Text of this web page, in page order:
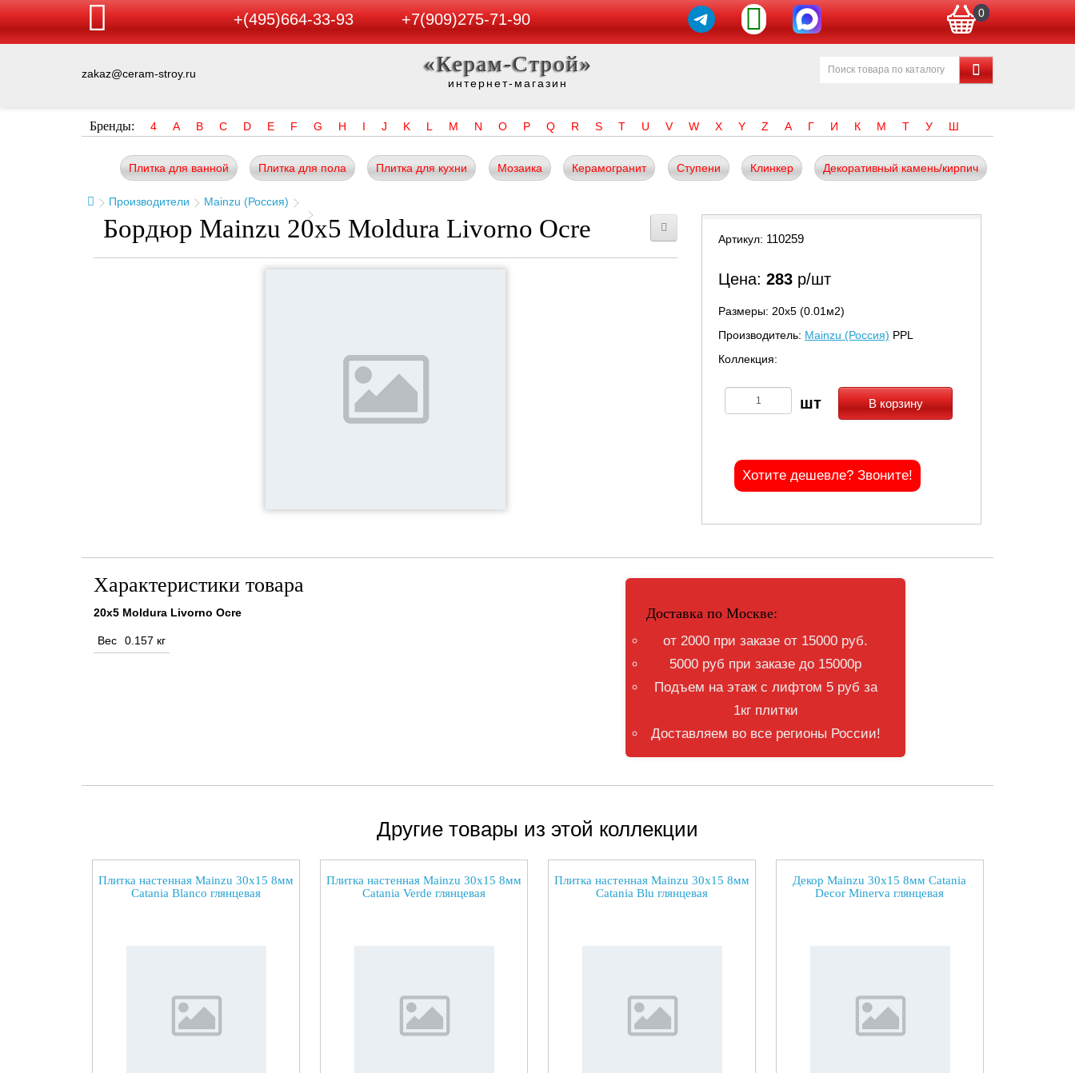
+(495)664-33-93 +7(909)275-71-90 0
zakaz@ceram-stroy.ru «Керам-Строй»
интернет-магазин
Бренды: 4 A B C D E F G H I J K L M N O P Q R S T U V W X Y Z А Г И К М Т У Ш
Плитка для ванной Плитка для пола Плитка для кухни Мозаика Керамогранит Ступени Клинкер Декоративный камень/кирпич
Производители Mainzu (Россия)
Бордюр Mainzu 20x5 Moldura Livorno Ocre Артикул: 110259
Цена: 283 р/шт
Размеры: 20х5 (0.01м2)
Производитель: Mainzu (Россия) PPL
Коллекция:
В корзину
Хотите дешевле? Звоните!
Характеристики товара
20x5 Moldura Livorno Ocre
Вес 0.157 кг
Доставка по Москве:
от 2000 при заказе от 15000 руб.
5000 руб при заказе до 15000р
Подъем на этаж с лифтом 5 руб за
1кг плитки
Доставляем во все регионы России!
Другие товары из этой коллекции
Плитка настенная Mainzu 30x15 8мм
Catania Blanco глянцевая
Плитка настенная Mainzu 30x15 8мм
Catania Verde глянцевая
Плитка настенная Mainzu 30x15 8мм
Catania Blu глянцевая
Декор Mainzu 30x15 8мм Catania
Decor Minerva глянцевая